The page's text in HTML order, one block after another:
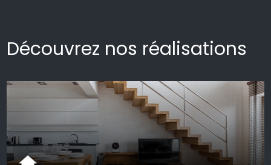
Découvrez nos réalisations